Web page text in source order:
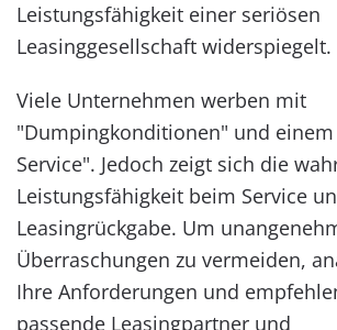
Viele Unternehmen werben mit
Service". Jedoch zeigt sich die wahre
Leistungsfähigkeit beim Service
Leasingrückgabe. Um
Überraschungen zu vermeiden,
Ihre Anforderungen und
passende Leasingpartner und
Vertragsgestaltungen für Ihre Kfz-